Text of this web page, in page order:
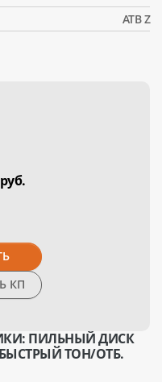
АТВ Z
руб.
ЗАПРОСИТЬ КП
ПИЛЬНЫЙ ДИСК
БЫСТРЫЙ ТОН/ОТБ.